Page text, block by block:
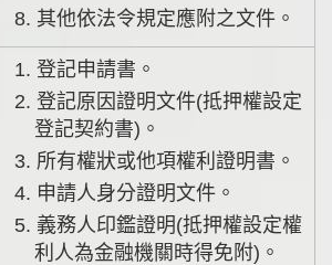
8. 其他依法令規定應附之文件。
1. 登記申請書。
2. 登記原因證明文件(抵押權設定
登記契約書)。
3. 所有權狀或他項權利證明書。
4. 申請人身分證明文件。
5. 義務人印鑑證明(抵押權設定權
利人為金融機關時得免附)。